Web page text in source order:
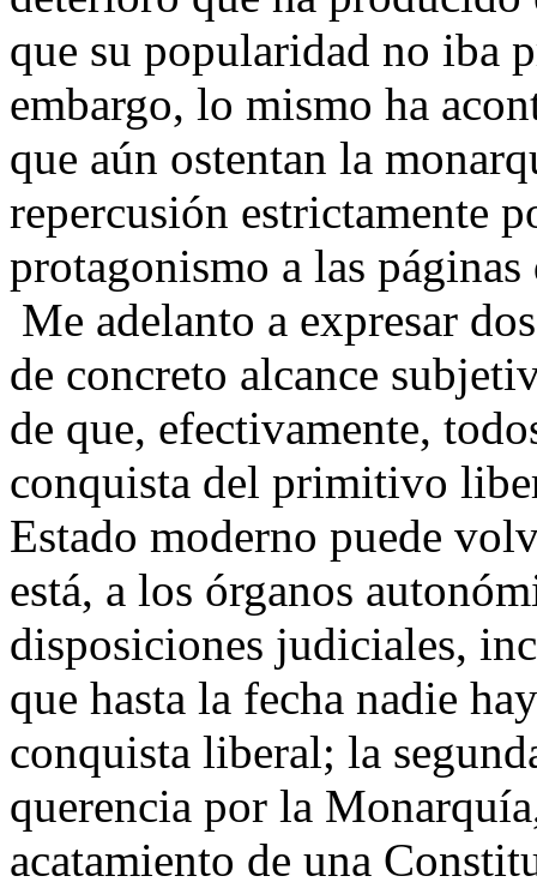
que su popularidad no iba
embargo, lo mismo ha
que aún ostentan la
repercusión estrictamente
protagonismo a las
Me adelanto a expresar
de concreto alcance
de que, efectivamente,
conquista del primitivo
Estado moderno puede
está, a los órganos
disposiciones judiciales,
que hasta la fecha nadie
conquista liberal; la
querencia por la
acatamiento de una